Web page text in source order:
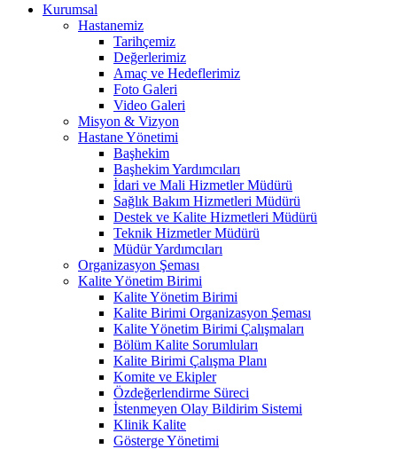
Kurumsal
Hastanemiz
Tarihçemiz
Değerlerimiz
Amaç ve Hedeflerimiz
Foto Galeri
Video Galeri
Misyon & Vizyon
Hastane Yönetimi
Başhekim
Başhekim Yardımcıları
İdari ve Mali Hizmetler Müdürü
Sağlık Bakım Hizmetleri Müdürü
Destek ve Kalite Hizmetleri Müdürü
Teknik Hizmetler Müdürü
Müdür Yardımcıları
Organizasyon Şeması
Kalite Yönetim Birimi
Kalite Yönetim Birimi
Kalite Birimi Organizasyon Şeması
Kalite Yönetim Birimi Çalışmaları
Bölüm Kalite Sorumluları
Kalite Birimi Çalışma Planı
Komite ve Ekipler
Özdeğerlendirme Süreci
İstenmeyen Olay Bildirim Sistemi
Klinik Kalite
Gösterge Yönetimi